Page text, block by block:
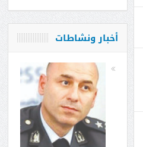
أخبار ونشاطات